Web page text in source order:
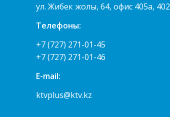
ул. Жибек жолы, 64, офис 405а, 402
Телефоны:
+7 (727) 271-01-45
+7 (727) 271-01-46
E-mail:
ktvplus@ktv.kz